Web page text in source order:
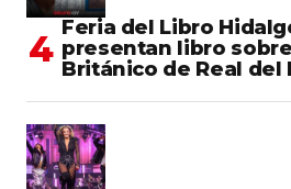
Feria del Libro
presentan libro
Británico de Real del